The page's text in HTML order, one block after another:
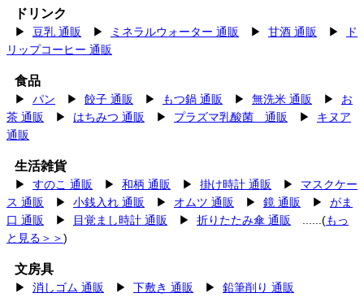
ドリンク
▶ 豆乳 通販 ▶ ミネラルウォーター 通販 ▶ 甘酒 通販 ▶
ド
リップコーヒー 通販
食品
▶ パン ▶ 餃子 通販 ▶ もつ鍋 通販 ▶ 無洗米 通販 ▶ お
茶 通販
▶ はちみつ 通販 ▶ プラズマ乳酸菌 通販 ▶ キヌア
通販
生活雑貨
▶ すのこ 通販 ▶ 和柄 通販 ▶ 掛け時計 通販 ▶ マスクケー
ス 通販
▶ 小銭入れ 通販 ▶ オムツ 通販 ▶ 鏡 通販 ▶ がま
口 通販
▶ 目覚まし時計 通販 ▶ 折りたたみ傘 通販 ......(もっ
と見る＞＞)
文房具
▶ 消しゴム 通販 ▶ 下敷き 通販 ▶ 鉛筆削り 通販